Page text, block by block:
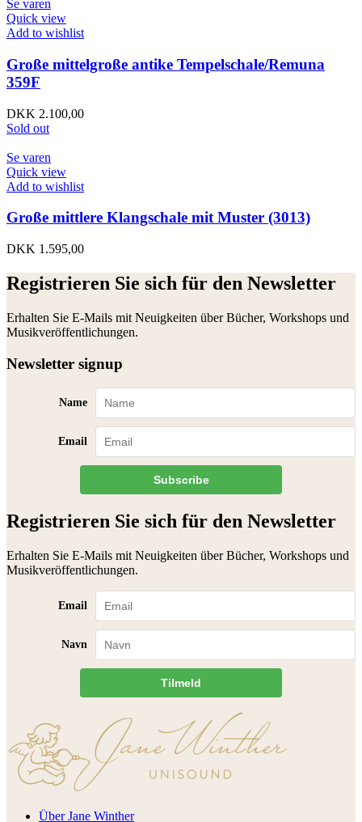
Se varen
Quick view
Add to wishlist
Große mittelgroße antike Tempelschale/Remuna
359F
DKK 2.100,00
Sold out
Se varen
Quick view
Add to wishlist
Große mittlere Klangschale mit Muster (3013)
DKK 1.595,00
Registrieren Sie sich für den Newsletter
Erhalten Sie E-Mails mit Neuigkeiten über Bücher, Workshops und
Musikveröffentlichungen.
Newsletter signup
Name
Email
Subscribe
Registrieren Sie sich für den Newsletter
Erhalten Sie E-Mails mit Neuigkeiten über Bücher, Workshops und
Musikveröffentlichungen.
Email
Navn
Tilmeld
Über Jane Winther